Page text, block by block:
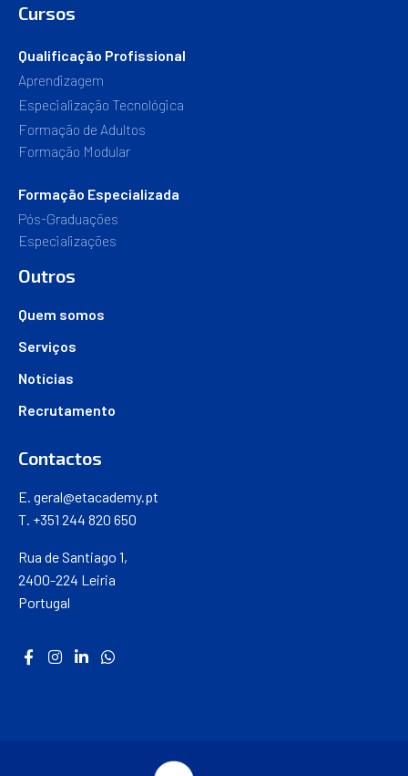
Cursos
Qualificação Profissional
Aprendizagem
Especialização Tecnológica
Formação de Adultos
Formação Modular
Formação Especializada
Pós-Graduações
Especializações
Outros
Quem somos
Serviços
Notícias
Recrutamento
Contactos
E. geral@etacademy.pt
T. +351 244 820 650
Rua de Santiago 1,
2400-224 Leiria
Portugal